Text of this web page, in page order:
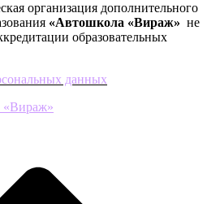
организация дополнительного
«Автошкола «Вираж» не
образовательных
данных
«Вираж»